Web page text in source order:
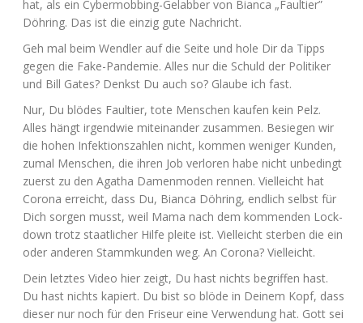
hat, als ein Cyber­mob­bing-Gel­ab­ber von Bian­ca „Faul­tier”
Döh­ring. Das ist die ein­zig gute Nachricht.
Geh mal beim Wend­ler auf die Sei­te und hole Dir da Tipps
gegen die Fake-Pan­de­mie. Alles nur die Schuld der Poli­ti­ker
und Bill Gates? Denkst Du auch so? Glau­be ich fast.
Nur, Du blö­des Faul­tier, tote Men­schen kau­fen kein Pelz.
Alles hängt irgend­wie mit­ein­an­der zusam­men. Besie­gen wir
die hohen Infek­ti­ons­zah­len nicht, kom­men weni­ger Kun­den,
zumal Men­schen, die ihren Job ver­lo­ren habe nicht unbe­dingt
zuerst zu den Aga­tha Damen­mo­den ren­nen. Viel­leicht hat
Coro­na erreicht, dass Du, Bian­ca Döh­ring, end­lich selbst für
Dich sor­gen musst, weil Mama nach dem kom­men­den Lock­
down trotz staat­li­cher Hil­fe plei­te ist. Viel­leicht ster­ben die ein
oder ande­ren Stamm­kun­den weg. An Coro­na? Vielleicht.
Dein letz­tes Video hier zeigt, Du hast nichts begrif­fen hast.
Du hast nichts kapiert. Du bist so blö­de in Dei­nem Kopf, dass
die­ser nur noch für den Fri­seur eine Ver­wen­dung hat. Gott sei